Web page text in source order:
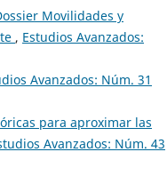
Movilidades y
, Estudios Avanzados:
Avanzados: Núm. 31
para aproximar las
Avanzados: Núm. 43